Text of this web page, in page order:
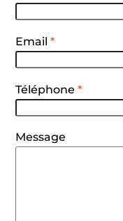
Email*
Téléphone*
Message